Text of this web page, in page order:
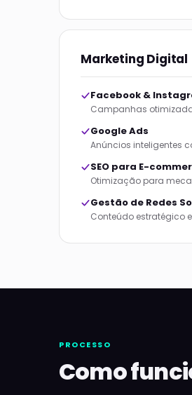
Marketing Digital
Facebook &
Campanhas
Google Ads
Anúncios inteligentes
SEO para E-
Otimização para
Gestão de Redes
Conteúdo estratégico
PROCESSO
Como